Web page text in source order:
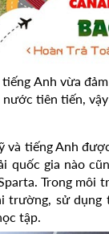
Anh vừa
tiên tiến,
tiếng Anh
quốc gia nào
Trong môi
sử dụng
tập.